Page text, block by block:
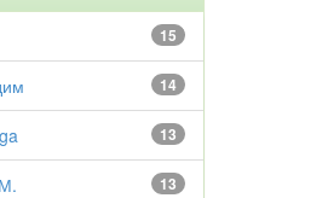
15
14
13
13